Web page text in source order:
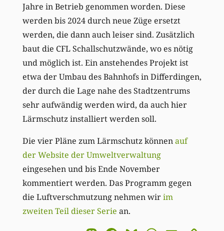
Jahre in Betrieb genommen worden. Diese
werden bis 2024 durch neue Züge ersetzt
werden, die dann auch leiser sind. Zusätzlich
baut die CFL Schallschutzwände, wo es nötig
und möglich ist. EinanstehendesProjekt ist
etwa der Umbau des Bahnhofs in Differdingen,
der durch die Lage nahe des Stadtzentrums
sehr aufwändig werden wird, da auch hier
Lärmschutz installiert werden soll.
Die vier Pläne zum Lärmschutz könnenauf
der Website der Umweltverwaltung
eingesehen und bis Ende November
kommentiert werden. Das Programm gegen
die Luftverschmutzung nehmen wirim
zweiten Teil dieser Serie an.